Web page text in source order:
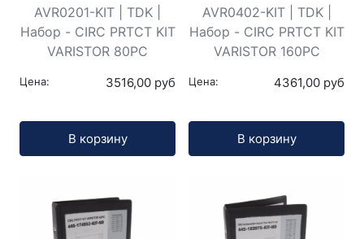
AVR0201-KIT | TDK |
Набор - CIRC PRTCT KIT
VARISTOR 80PC
Цена: 3516,00 руб
В корзину
AVR0402-KIT | TDK |
Набор - CIRC PRTCT KIT
VARISTOR 160PC
Цена: 4361,00 руб
В корзину